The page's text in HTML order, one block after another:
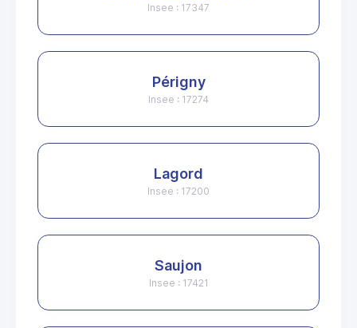
Insee : 17347
Périgny
Insee : 17274
Lagord
Insee : 17200
Saujon
Insee : 17421